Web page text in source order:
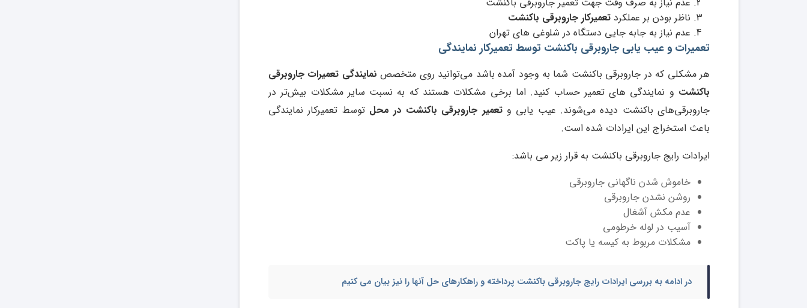
ناظر بودن بر عملکرد تعمیرکار جاروبرقی باکنشت
عدم نیاز به جابه جایی دستگاه در شلوغی های تهران
تعمیرات و عیب یابی جاروبرقی باکنشت توسط تعمیرکار نمایندگی
هر مشکلی که در جاروبرقی باکنشت شما به وجود آمده باشد می‌توانید روی متخصص نمایندگی تعمیرات جاروبرقی
باکنشت و نمایندگی های تعمیر حساب کنید. اما برخی مشکلات هستند که به نسبت سایر مشکلات بیش‌تر در
جاروبرقی‌های باکنشت دیده می‌شوند. عیب یابی وتعمیر جاروبرقی باکنشت در محل توسط تعمیرکار نمایندگی
باعث استخراج این ایرادات شده است.
ایرادات رایج جاروبرقی باکنشت به قرار زیر می باشد:
خاموش شدن ناگهانی جاروبرقی
روشن نشدن جاروبرقی
عدم مکش آشغال
آسیب در لوله خرطومی
مشکلات مربوط به کیسه یا پاکت
در ادامه به بررسی ایرادات رایج جاروبرقی باکنشت پرداخته و راهکارهای حل آنها را نیز بیان می کنیم